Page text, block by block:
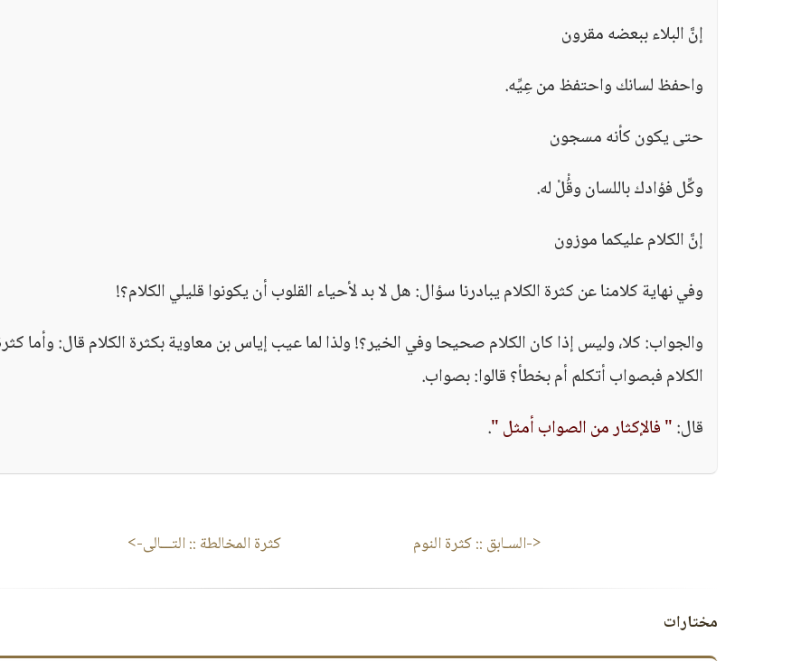
إنَّ البلاء ببعضه مقرون
واحفظ لسانك واحتفظ من عِيِّه.
حتى يكون كأنه مسجون
وكِّل فؤادك باللسان وقُْلْ له.
إنَّ الكلام عليكما موزون
وفي نهاية كلامنا عن كثرة الكلام يبادرنا سؤال: هل لا بد لأحياء القلوب أن يكونوا قليلي الكلام؟!
والجواب: كلا، وليس إذا كان الكلام صحيحا وفي الخير؟! ولذا لما عيب إياس بن معاوية بكثرة الكلام قال: وأما
الكلام فبصواب أتكلم أم بخطأ؟ قالوا: بصواب.
قال:" فالإكثار من الصواب أمثل ".
<-السـابق ::كثرة النوم كثرة المخالطة :: التـــالى->
مختارات